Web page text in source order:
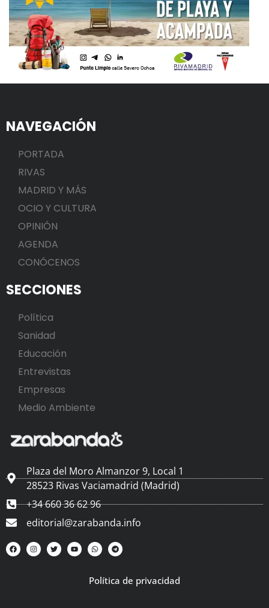
NAVEGACIÓN
PORTADA
RIVAS
MADRID Y MÁS
OCIO Y CULTURA
OPINIÓN
AGENDA
CONÓCENOS
SECCIONES
Política
Sanidad
Educación
Entrevistas
Empresas
Medio Ambiente
Plaza del Moro Almanzor 9, Local 1
28523 Rivas Vaciamadrid (Madrid)
+34 660 36 62 96
editorial@zarabanda.info
Política de privacidad